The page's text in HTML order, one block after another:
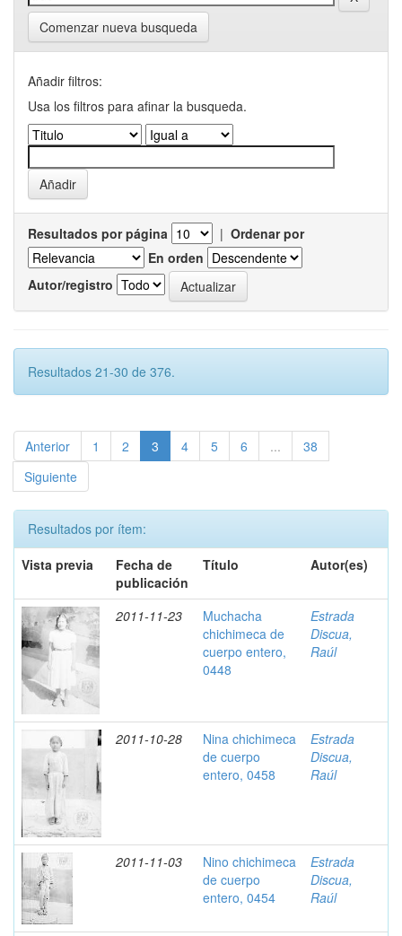
Comenzar nueva busqueda
Añadir filtros:
Usa los filtros para afinar la busqueda.
Resultados por página | Ordenar por
En orden
Autor/registro
Resultados 21-30 de 376.
Anterior 1 2 3 4 5 6 ...
38
Siguiente
Resultados por ítem:
Vista previa
Fecha de
publicación
Título Autor(es)
2011-11-23
Muchacha
chichimeca de
cuerpo entero,
0448
Estrada
Discua,
Raúl
2011-10-28
Nina chichimeca
de cuerpo
entero, 0458
Estrada
Discua,
Raúl
2011-11-03
Nino chichimeca
de cuerpo
entero, 0454
Estrada
Discua,
Raúl